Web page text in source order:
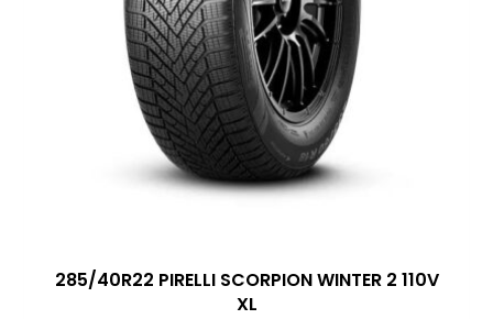
285/40R22 PIRELLI SCORPION WINTER 2 110V
XL